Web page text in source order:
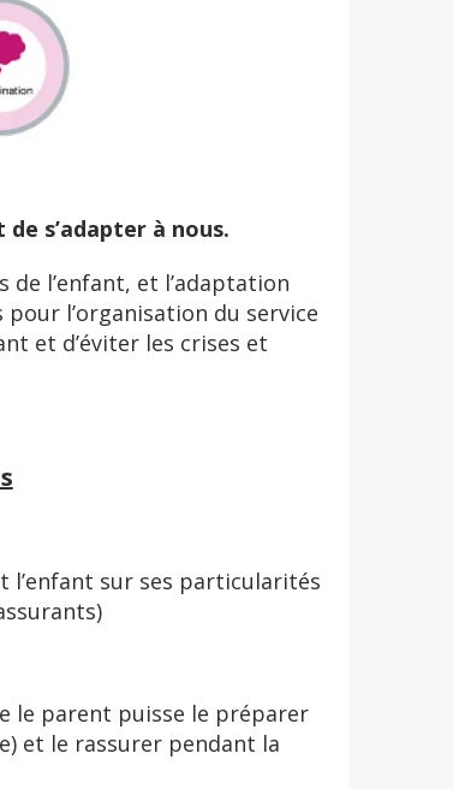
s’adapter à nous.
l’enfant, et l’adaptation
l’organisation du service
et d’éviter les crises et
sur ses particularités
le parent puisse le préparer
et le rassurer pendant la